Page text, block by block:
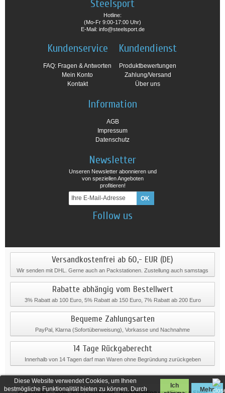
Diese Website verwendet Cookies, um Ihnen
bestmögliche Funktionalität bieten zu können. Durch
Ich
Mehr
Steelsport
Hotline:
(Mo-Fr 9:00-17:00 Uhr)
E-Mail: info@steelsport.de
Kundenservice
FAQ: Fragen & Antworten
Mein Konto
Kontakt
Kundendienst
Produktbewertungen
Zahlung/Versand
Über uns
Information
AGB
Impressum
Datenschutz
Newsletter
Unseren Newsletter abonnieren und
von speziellen Angeboten
profitieren!
Follow us
Versandkostenfrei ab 60,- EUR (DE)
Wir senden mit DHL. Gerne auch an Packstationen. Zustellung auch samstags
Rabatte abhängig vom Bestellwert
3% Rabatt ab 100 Euro, 5% Rabatt ab 150 Euro, 7% Rabatt ab 200 Euro
Bequeme Zahlungsarten
PayPal, Klarna (Sofortüberweisung), Vorkasse und Nachnahme
14 Tage Rückgaberecht
Innerhalb von 14 Tagen darf man Waren ohne Begründung zurückgeben